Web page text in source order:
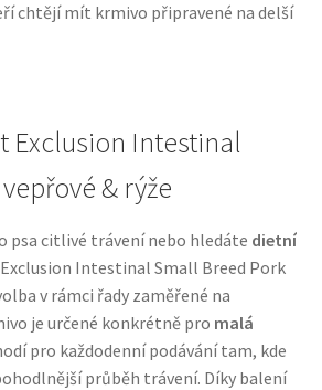
Vysoký obsah masa, bez obilovin
chtějí mít krmivo připravené na delší
Exclusion Intestinal
& rýže
psa citlivé trávení nebo hledáte dietní
Intestinal Small Breed Pork
v rámci řady zaměřené na
je určené konkrétně pro malá
pro každodenní podávání tam, kde
průběh trávení. Díky balení